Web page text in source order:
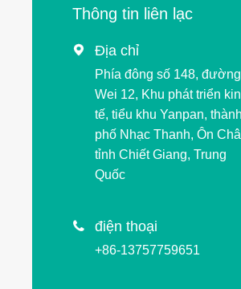
Thông tin liên lạc
 Địa chỉ
Phía đông số 148, đường
Wei 12, Khu phát triển
tế, tiểu khu Yanpan, thành
phố Nhạc Thanh, Ôn
tỉnh Chiết Giang, Trung
Quốc
 điện thoại
+86-13757759651